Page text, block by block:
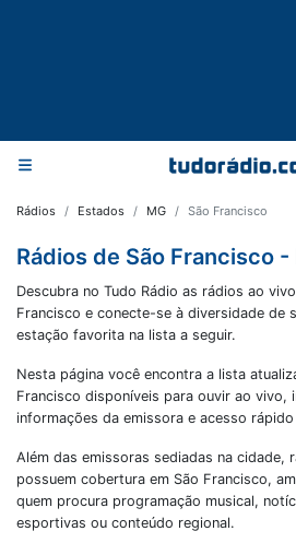
Rádios Estados MG São Francisco
Rádios de São Francisco -
Descubra no Tudo Rádio as rádios ao
Francisco e conecte-se à diversidade de
estação favorita na lista a seguir.
Nesta página você encontra a lista
Francisco disponíveis para ouvir ao vivo,
informações da emissora e acesso
Além das emissoras sediadas na cidade,
possuem cobertura em São Francisco,
quem procura programação musical,
esportivas ou conteúdo regional.